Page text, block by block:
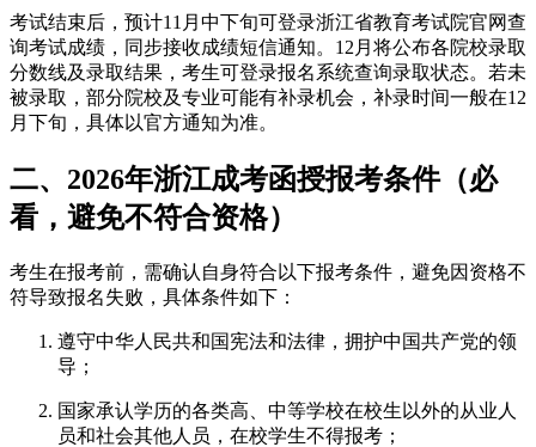
考试结束后，预计11月中下旬可登录浙江省教育考试院官网查
询考试成绩，同步接收成绩短信通知。12月将公布各院校录取
分数线及录取结果，考生可登录报名系统查询录取状态。若未
被录取，部分院校及专业可能有补录机会，补录时间一般在12
月下旬，具体以官方通知为准。
二、2026年浙江成考函授报考条件（必
看，避免不符合资格）
考生在报考前，需确认自身符合以下报考条件，避免因资格不
符导致报名失败，具体条件如下：
遵守中华人民共和国宪法和法律，拥护中国共产党的领
导；
国家承认学历的各类高、中等学校在校生以外的从业人
员和社会其他人员，在校学生不得报考；